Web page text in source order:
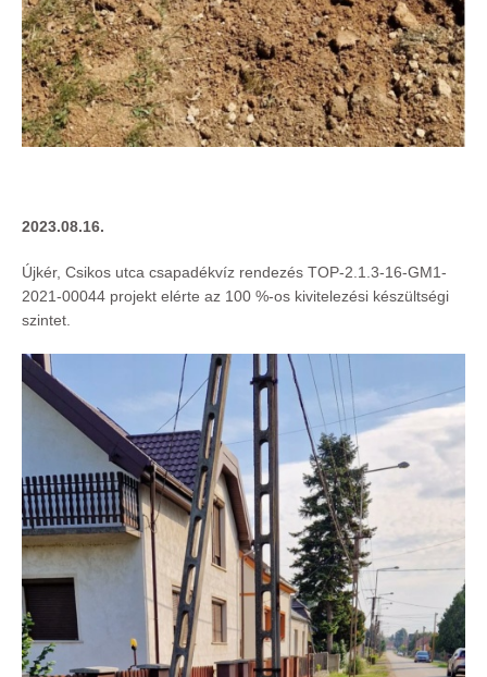
2023.08.16.
Újkér, Csikos utca csapadékvíz rendezés TOP‐2.1.3‐16‐GM1‐
2021‐00044 projekt elérte az 100 %‐os kivitelezési készültségi
szintet.